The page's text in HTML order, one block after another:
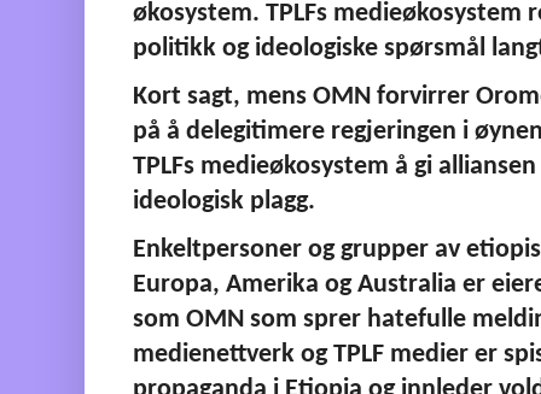
økosystem. TPLFs medieøkosystem
politikk og ideologiske spørsmål
Kort sagt, mens OMN forvirrer
på å delegitimere regjeringen i
TPLFs medieøkosystem å gi
ideologisk plagg.
Enkeltpersoner og grupper av
Europa, Amerika og Australia er
som OMN som sprer hatefulle
medienettverk og TPLF medier er